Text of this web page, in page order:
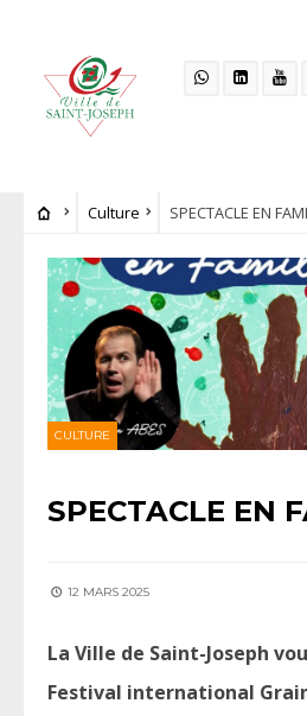
Culture SPECTACLE EN
CULTURE
SPECTACLE EN
12 MARS 2025
La Ville de Saint-Joseph
Festival international